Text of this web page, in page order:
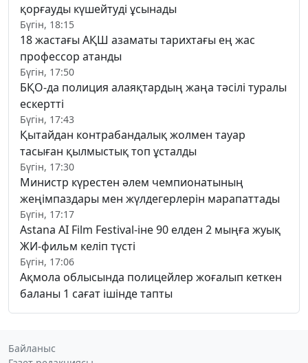
қорғауды күшейтуді ұсынады
Бүгін, 18:15
18 жастағы АҚШ азаматы тарихтағы ең жас
профессор атанды
Бүгін, 17:50
БҚО-да полиция алаяқтардың жаңа тәсілі туралы
ескертті
Бүгін, 17:43
Қытайдан контрабандалық жолмен тауар
тасыған қылмыстық топ ұсталды
Бүгін, 17:30
Министр күрестен әлем чемпионатының
жеңімпаздары мен жүлдегерлерін марапаттады
Бүгін, 17:17
Astana AI Film Festival-іне 90 елден 2 мыңға жуық
ЖИ-фильм келіп түсті
Бүгін, 17:06
Ақмола облысында полицейлер жоғалып кеткен
баланы 1 сағат ішінде тапты
Байланыс